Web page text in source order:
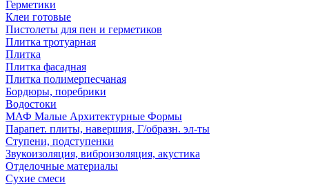
Герметики
Клеи готовые
Пистолеты для пен и герметиков
Плитка тротуарная
Плитка
Плитка фасадная
Плитка полимерпесчаная
Бордюры, поребрики
Водостоки
МАФ Малые Архитектурные Формы
Парапет. плиты, навершия, Г/образн. эл-ты
Ступени, подступенки
Звукоизоляция, виброизоляция, акустика
Отделочные материалы
Сухие смеси